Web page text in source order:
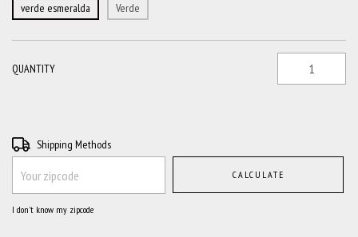
verde esmeralda
Verde
QUANTITY
Shipping for zipcode:
Shipping Methods
CALCULATE
I don't know my zipcode